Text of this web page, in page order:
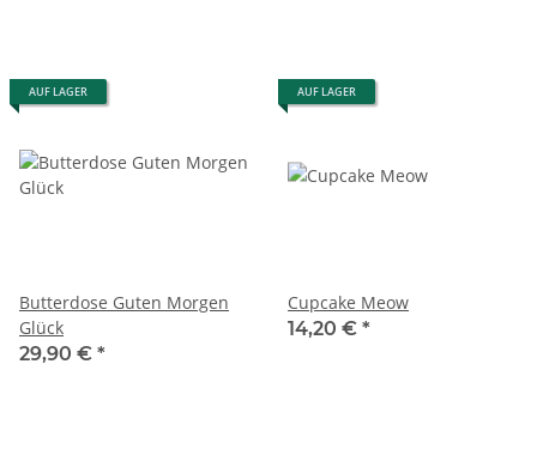
AUF LAGER
Butterdose Guten Morgen
Glück
29,90 € *
AUF LAGER
Cupcake Meow
14,20 € *